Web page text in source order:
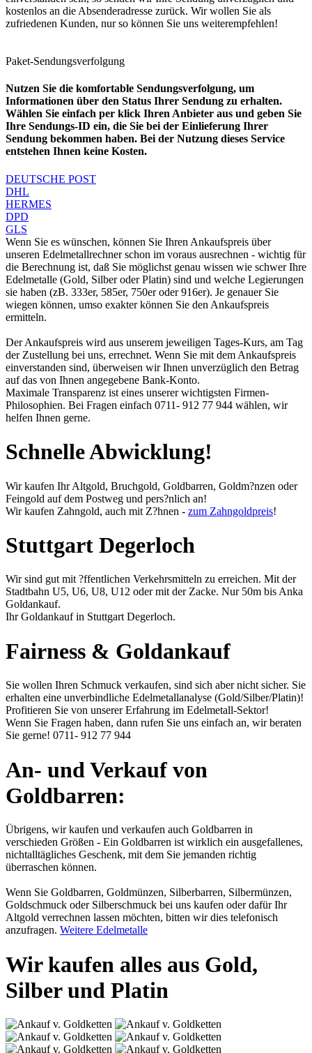
kostenlos an die Absenderadresse zurück. Wir wollen Sie als
zufriedenen Kunden, nur so können Sie uns weiterempfehlen!
Paket-Sendungsverfolgung
Nutzen Sie die komfortable Sendungsverfolgung, um
Informationen über den Status Ihrer Sendung zu erhalten.
Wählen Sie einfach per klick Ihren Anbieter aus und geben Sie
Ihre Sendungs-ID ein, die Sie bei der Einlieferung Ihrer
Sendung bekommen haben. Bei der Nutzung dieses Service
entstehen Ihnen keine Kosten.
DEUTSCHE POST
DHL
HERMES
DPD
GLS
Wenn Sie es wünschen, können Sie Ihren Ankaufspreis über
unseren Edelmetallrechnerschon im voraus ausrechnen - wichtig für
die Berechnung ist, daß Sie möglichst genau wissen wie schwer Ihre
Edelmetalle (Gold, Silber oder Platin) sind und welche Legierungen
sie haben (zB. 333er, 585er, 750er oder 916er). Je genauer Sie
wiegen können, umso exakter können Sie den Ankaufspreis
ermitteln.
Der Ankaufspreis wird aus unserem jeweiligen Tages-Kurs, am Tag
der Zustellung bei uns, errechnet. Wenn Sie mit dem Ankaufspreis
einverstanden sind, überweisen wir Ihnen unverzüglich den Betrag
auf das von Ihnen angegebene Bank-Konto.
Maximale Transparenz ist eines unserer wichtigsten Firmen-
Philosophien. Bei Fragen einfach 0711- 912 77 944 wählen, wir
helfen Ihnen gerne.
Schnelle Abwicklung!
Wir kaufen Ihr Altgold, Bruchgold, Goldbarren, Goldm?nzen oder
Feingold auf dem Postweg und pers?nlich an!
Wir kaufen Zahngold, auch mit Z?hnen - zum Zahngoldpreis!
Stuttgart Degerloch
Wir sind gut mit ?ffentlichen Verkehrsmitteln zu erreichen. Mit der
Stadtbahn U5, U6, U8, U12 oder mit der Zacke. Nur 50m bis Anka
Goldankauf.
Ihr Goldankauf in Stuttgart Degerloch.
Fairness & Goldankauf
Sie wollen Ihren Schmuck verkaufen, sind sich aber nicht sicher. Sie
erhalten eine unverbindliche Edelmetallanalyse (Gold/Silber/Platin)!
Profitieren Sie von unserer Erfahrung im Edelmetall-Sektor!
Wenn Sie Fragen haben, dann rufen Sie uns einfach an, wir beraten
Sie gerne! 0711- 912 77 944
An- und Verkauf von
Goldbarren:
Übrigens, wir kaufen und verkaufen auch Goldbarren in
verschieden Größen - Ein Goldbarren ist wirklich ein ausgefallenes,
nichtalltägliches Geschenk, mit dem Sie jemanden richtig
überraschen können.
Wenn Sie Goldbarren, Goldmünzen, Silberbarren, Silbermünzen,
Goldschmuck oder Silberschmuck bei uns kaufen oder dafür Ihr
Altgold verrechnen lassen möchten, bitten wir dies telefonisch
anzufragen. Weitere Edelmetalle
Wir kaufen alles aus Gold,
Silber und Platin